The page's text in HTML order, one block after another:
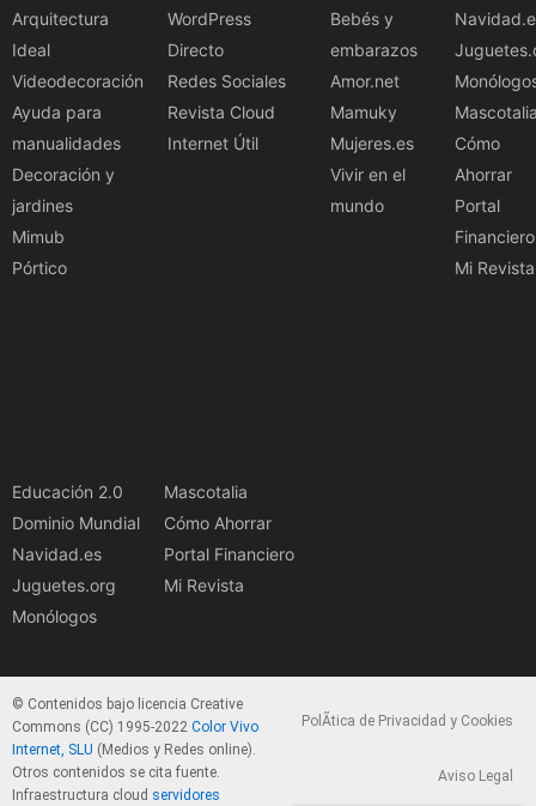
Arquitectura
Ideal
Videodecoración
Ayuda para
manualidades
Decoración y
jardines
Mimub
Pórtico
WordPress
Directo
Redes Sociales
Revista Cloud
Internet Útil
Bebés y
embarazos
Amor.net
Mamuky
Mujeres.es
Vivir en el
mundo
Cómo
Ahorrar
Portal
Financiero
Mi Revista
Educación 2.0
Dominio Mundial
Navidad.es
Juguetes.org
Monólogos
Mascotalia
Cómo Ahorrar
Portal Financiero
Mi Revista
© Contenidos bajo licencia Creative
Commons (CC) 1995-2022 Color Vivo
Internet, SLU (Medios y Redes online).
Otros contenidos se cita fuente.
Infraestructura cloud servidores
PolÃ­tica de Privacidad y Cookies
Aviso Legal